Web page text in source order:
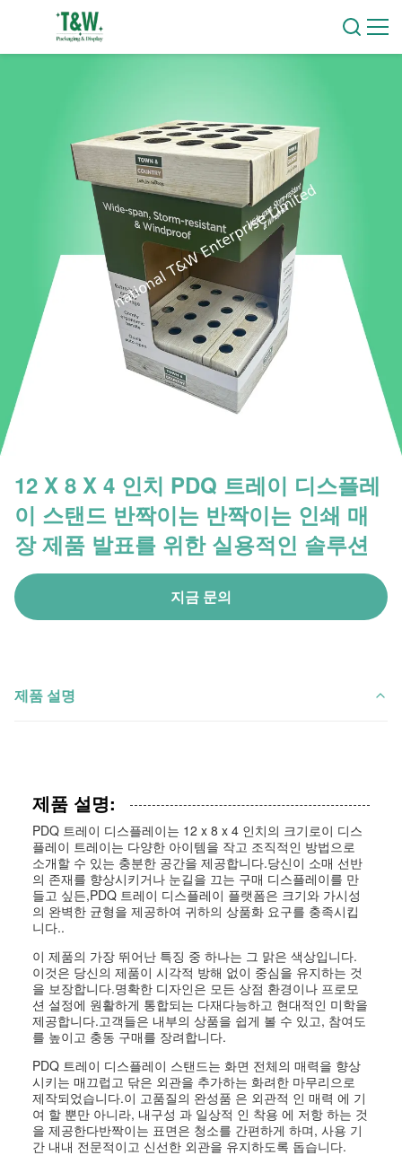
12 X 8 X 4 인치 PDQ 트레이 디스플레
이 스탠드 반짝이는 반짝이는 인쇄 매
장 제품 발표를 위한 실용적인 솔루션
지금 문의
제품 설명
제품 설명:
PDQ 트레이 디스플레이는 12 x 8 x 4 인치의 크기로이 디스
플레이 트레이는 다양한 아이템을 작고 조직적인 방법으로
소개할 수 있는 충분한 공간을 제공합니다.당신이 소매 선반
의 존재를 향상시키거나 눈길을 끄는 구매 디스플레이를 만
들고 싶든,PDQ 트레이 디스플레이 플랫폼은 크기와 가시성
의 완벽한 균형을 제공하여 귀하의 상품화 요구를 충족시킵
니다..
이 제품의 가장 뛰어난 특징 중 하나는 그 맑은 색상입니다.
이것은 당신의 제품이 시각적 방해 없이 중심을 유지하는 것
을 보장합니다.명확한 디자인은 모든 상점 환경이나 프로모
션 설정에 원활하게 통합되는 다재다능하고 현대적인 미학을
제공합니다.고객들은 내부의 상품을 쉽게 볼 수 있고, 참여도
를 높이고 충동 구매를 장려합니다.
PDQ 트레이 디스플레이 스탠드는 화면 전체의 매력을 향상
시키는 매끄럽고 닦은 외관을 추가하는 화려한 마무리으로
제작되었습니다.이 고품질의 완성품 은 외관적 인 매력 에 기
여 할 뿐만 아니라, 내구성 과 일상적 인 착용 에 저항 하는 것
을 제공한다반짝이는 표면은 청소를 간편하게 하며, 사용 기
간 내내 전문적이고 신선한 외관을 유지하도록 돕습니다.